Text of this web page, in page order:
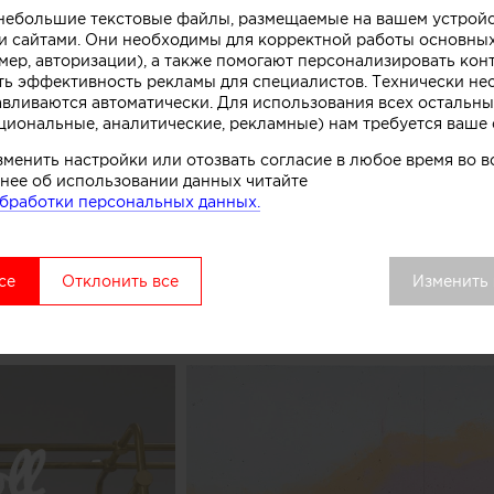
стойки лежит образ емкости с несколькими
Технически замысел был реализован при помощи
бетона. Логотип магазина мороженого
символизирующих систему охлаждения в автоматах
точки выделяется среди других объектов
сосредоточить внимание покупателей как на
процессе, в основе которого перемешивание слоев
рассказывают авторы этого небольшого
текстовые файлы, размещаемые на вашем
сайтами. Они необходимы для корректной работы
авторизации), а также помогают персонализировать
эффективность рекламы для специалистов. Технически
автоматически. Для использования всех
аналитические, рекламные) нам требуется ваше
настройки или отозвать согласие в любое время во
об использовании данных читайте
персональных данных.
Отклонить все Изменить